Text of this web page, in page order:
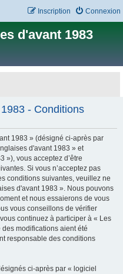
Connexion
Inscription
d'avant 1983
- Conditions
1983 » (désigné ci-après par
d'avant 1983 » et
»), vous acceptez d’être
Si vous n’acceptez pas
conditions suivantes, veuillez ne
d'avant 1983 ». Nous pouvons
et nous essaierons de vous
vous conseillons de vérifier
continuez à participer à « Les
modifications aient été
responsable des conditions
ci-après par « logiciel